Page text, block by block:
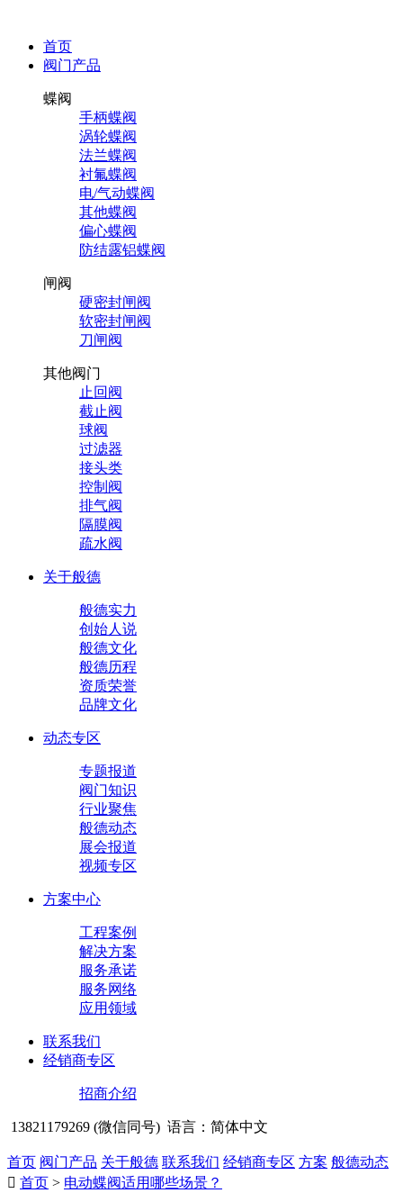
首页
阀门产品
蝶阀
手柄蝶阀
涡轮蝶阀
法兰蝶阀
衬氟蝶阀
电/气动蝶阀
其他蝶阀
偏心蝶阀
防结露铝蝶阀
闸阀
硬密封闸阀
软密封闸阀
刀闸阀
其他阀门
止回阀
截止阀
球阀
过滤器
接头类
控制阀
排气阀
隔膜阀
疏水阀
关于般德
般德实力
创始人说
般德文化
般德历程
资质荣誉
品牌文化
动态专区
专题报道
阀门知识
行业聚焦
般德动态
展会报道
视频专区
方案中心
工程案例
解决方案
服务承诺
服务网络
应用领域
联系我们
经销商专区
招商介绍
13821179269 (微信同号) 语言：简体中文
首页 阀门产品 关于般德 联系我们 经销商专区 方案 般德动态
 首页 > 电动蝶阀适用哪些场景？